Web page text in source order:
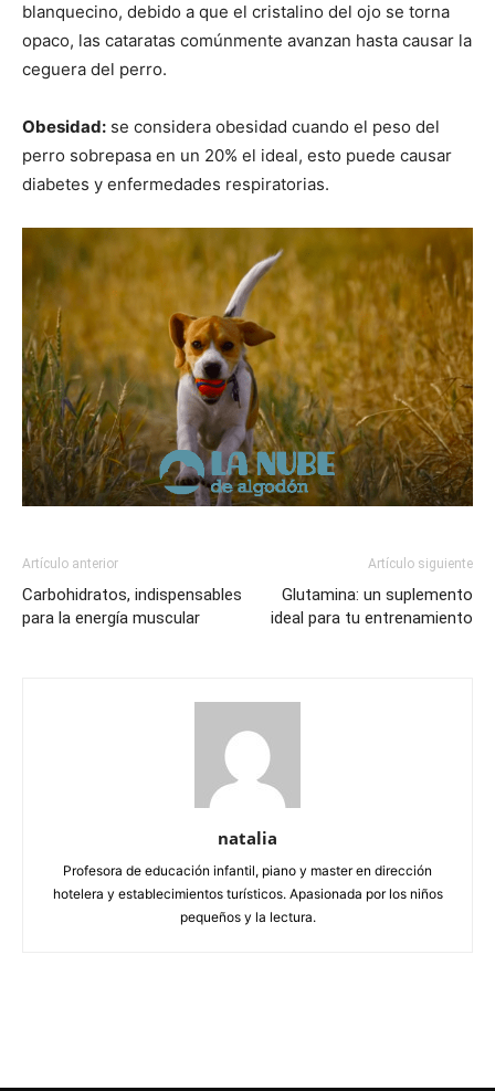
blanquecino, debido a que el cristalino del ojo se torna
opaco, las cataratas comúnmente avanzan hasta causar la
ceguera del perro.
Obesidad: se considera obesidad cuando el peso del
perro sobrepasa en un 20% el ideal, esto puede causar
diabetes y enfermedades respiratorias.
Artículo anterior
Carbohidratos, indispensables
para la energía muscular
Artículo siguiente
Glutamina: un suplemento
ideal para tu entrenamiento
natalia
Profesora de educación infantil, piano y master en dirección
hotelera y establecimientos turísticos. Apasionada por los niños
pequeños y la lectura.